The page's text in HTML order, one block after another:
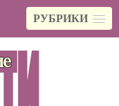
РУБРИКИ